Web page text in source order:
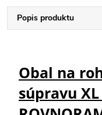
Popis produktu
Obal na
súpravu